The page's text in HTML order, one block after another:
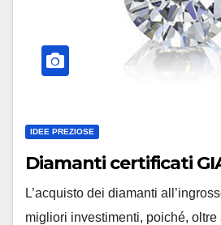
IDEE PREZIOSE
Diamanti certificati
L’acquisto dei diamanti
migliori investimenti, poiché,